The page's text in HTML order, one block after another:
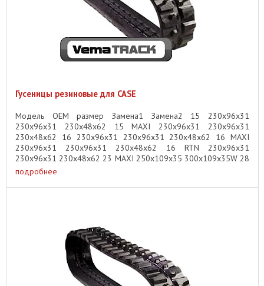
Гусеницы резиновые для CASE
Модель OEM размер Замена1 Замена2 15 230x96x31
230x96x31 230x48x62 15 MAXI 230x96x31 230x96x31
230x48x62 16 230x96x31 230x96x31 230x48x62 16 MAXI
230x96x31 230x96x31 230x48x62 16 RTN 230x96x31
230x96x31 230x48x62 23 MAXI 250x109x35 300x109x35W 28
...
подробнее